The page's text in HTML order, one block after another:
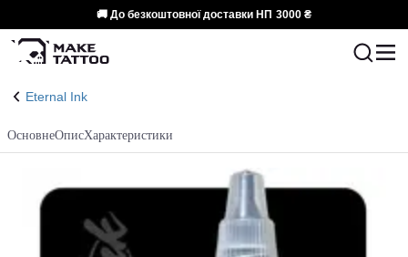
🚚 До безкоштовної доставки НП 3000 ₴
Eternal Ink
ОсновнеОписХарактеристики